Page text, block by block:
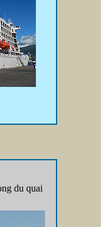
du quai